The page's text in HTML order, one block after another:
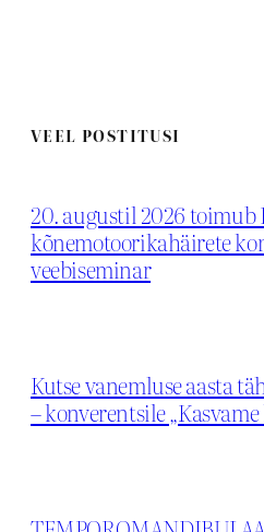
VEEL POSTITUSI
20. augustil 2026 toimub
kõnemotoorikahäirete
veebiseminar
Kutse vanemluse aasta
– konverentsile „Kasvame